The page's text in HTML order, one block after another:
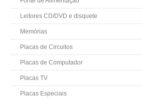
Leitores CD/DVD e disquete
Memórias
Placas de Circuitos
Placas de Computador
Placas TV
Placas Especiais